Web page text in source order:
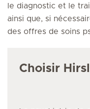
le diagnostic et le
ainsi que, si
des offres de soins
Choisir